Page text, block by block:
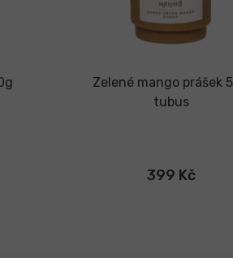
Zelené mango prášek
tubus
399 Kč